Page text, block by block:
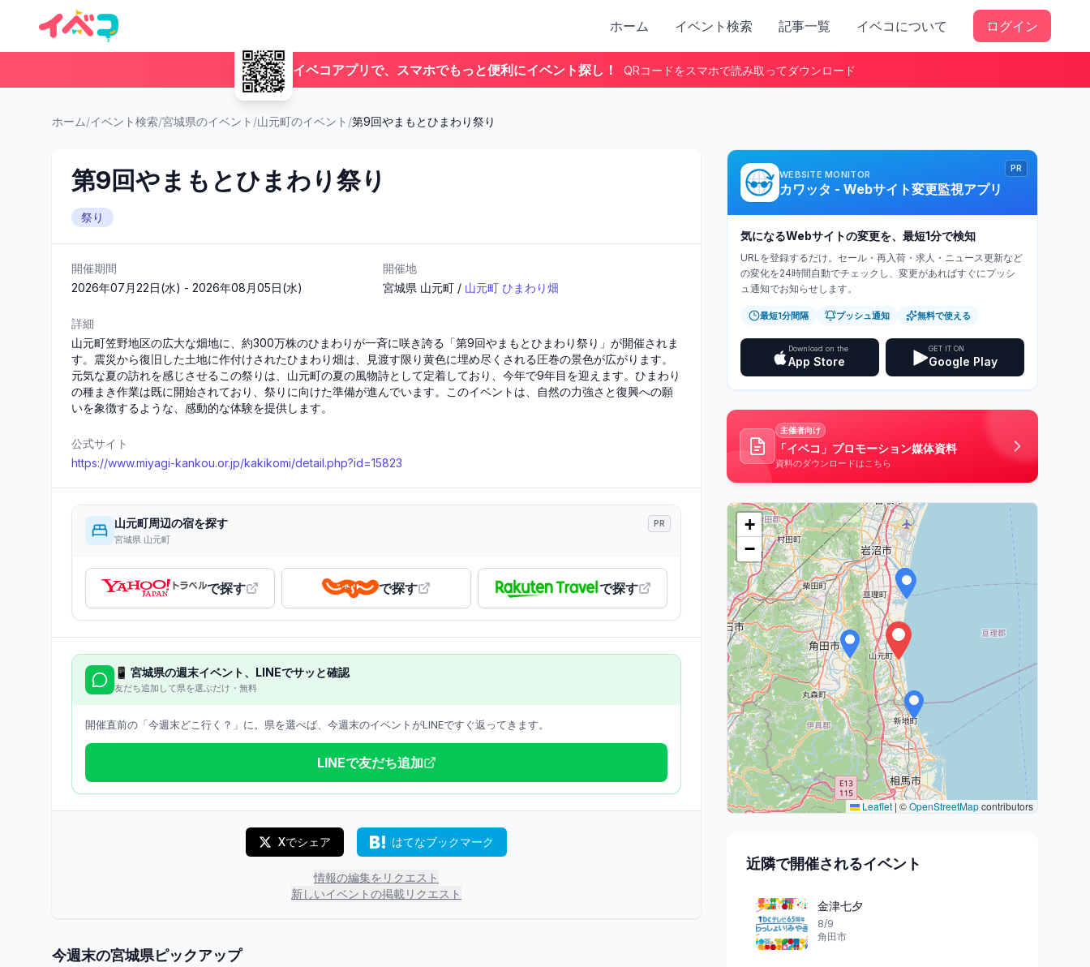
ホーム イベント検索 記事一覧 イベコについて ログイン
イベコアプリで、スマホでもっと便利にイベント探し！ QRコードをスマホで読み取ってダウンロード
ホーム/イベント検索/宮城県のイベント /山元町のイベント /第9回やまもとひまわり祭り
第9回やまもとひまわり祭り
祭り
開催期間
2026年07月22日(水) - 2026年08月05日(水)
開催地
宮城県 山元町 / 山元町 ひまわり畑
詳細
山元町笠野地区の広大な畑地に、約300万株のひまわりが一斉に咲き誇る「第9回やまもとひまわり祭り」が開催されま
す。震災から復旧した土地に作付けされたひまわり畑は、見渡す限り黄色に埋め尽くされる圧巻の景色が広がります。
元気な夏の訪れを感じさせるこの祭りは、山元町の夏の風物詩として定着しており、今年で9年目を迎えます。ひまわり
の種まき作業は既に開始されており、祭りに向けた準備が進んでいます。このイベントは、自然の力強さと復興への願
いを象徴するような、感動的な体験を提供します。
公式サイト
https://www.miyagi-kankou.or.jp/kakikomi/detail.php?id=15823
山元町周辺の宿を探す
宮城県 山元町
PR
で探す で探す で探す
📱 宮城県の週末イベント、LINEでサッと確認
友だち追加して県を選ぶだけ・無料
開催直前の「今週末どこ行く？」に。県を選べば、今週末のイベントがLINEですぐ返ってきます。
LINEで友だち追加
Xでシェア はてなブックマーク
情報の編集をリクエスト
新しいイベントの掲載リクエスト
今週末の宮城県ピックアップ
PR
WEBSITE MONITOR
カワッタ - Webサイト変更監視アプリ
気になるWebサイトの変更を、最短1分で検知
URLを登録するだけ。セール・再入荷・求人・ニュース更新など
の変化を24時間自動でチェックし、変更があればすぐにプッシ
ュ通知でお知らせします。
最短1分間隔 プッシュ通知 無料で使える
Download on the
App Store
GET IT ON
Google Play
主催者向け
「イベコ」プロモーション媒体資料
資料のダウンロードはこちら
+
−
Leaflet | ©OpenStreetMapcontributors
近隣で開催されるイベント
金津七夕
8/9
角田市